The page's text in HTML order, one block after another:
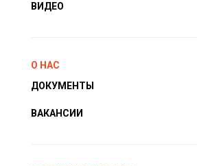
ВИДЕО
О НАС
ДОКУМЕНТЫ
ВАКАНСИИ